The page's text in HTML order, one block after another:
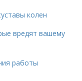
колен
вредят вашему
работы